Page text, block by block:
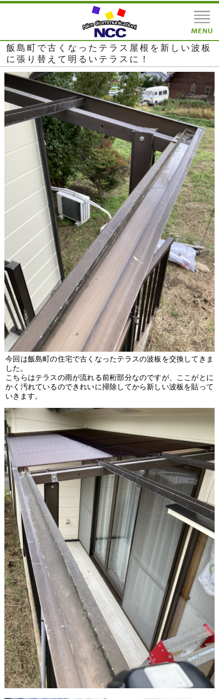
飯島町で古くなったテラス屋根を新しい波板
に張り替えて明るいテラスに！
今回は飯島町の住宅で古くなったテラスの波板を交換してきま
した。
こちらはテラスの雨が流れる前桁部分なのですが、ここがとに
かく汚れているのできれいに掃除してから新しい波板を貼って
いきます。